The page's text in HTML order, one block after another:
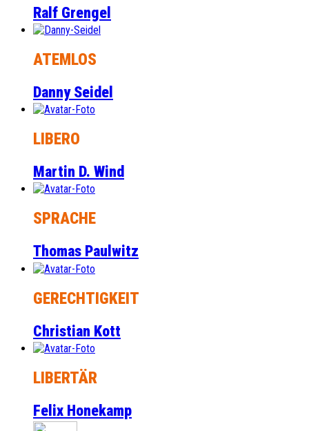
Ralf Grengel
ATEMLOS
Danny Seidel
LIBERO
Martin D. Wind
SPRACHE
Thomas Paulwitz
GERECHTIGKEIT
Christian Kott
LIBERTÄR
Felix Honekamp